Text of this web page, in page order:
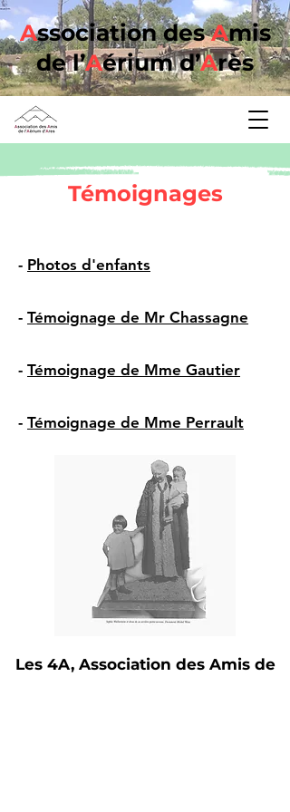
Association des Amis
de l’Aérium d’Arès
Témoignages
- Photos d'enfants
- Témoignage de Mr Chassagne
- Témoignage de Mme Gautier
- Témoignage de Mme Perrault
Les 4A, Association des Amis de